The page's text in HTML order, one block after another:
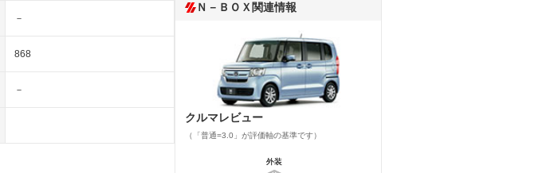
－
868
－
Ｎ－ＢＯＸ関連情報
クルマレビュー
（「普通=3.0」が評価軸の基準です）
外装
外装